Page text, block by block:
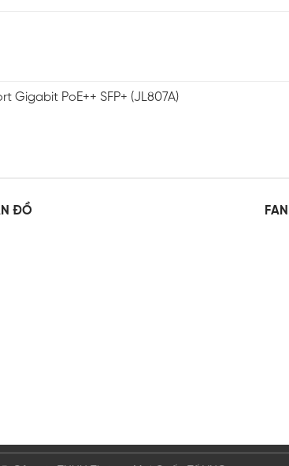
Gigabit PoE++ SFP+ (JL807A)
ĐỒ